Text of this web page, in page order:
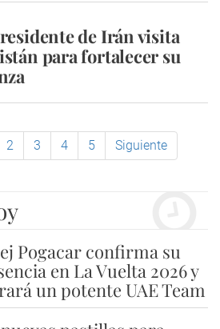
de Irán visita
para fortalecer su
2 3 4 5 Siguiente
Pogacar confirma su
en La Vuelta 2026 y
un potente UAE Team